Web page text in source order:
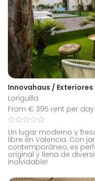
Innovahaus / Exteriores
Loriguilla
From € 395 rent per day
Un lugar moderno y
libre en Valencia. Con
contemporáneo, es
original y llena de
inolvidable!